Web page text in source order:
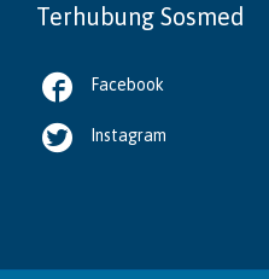
Terhubung Sosmed
 Facebook
 Instagram